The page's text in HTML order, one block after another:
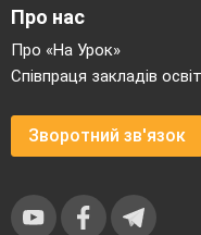
Про нас
Про «На Урок»
Співпраця закладів
Зворотний зв'язок